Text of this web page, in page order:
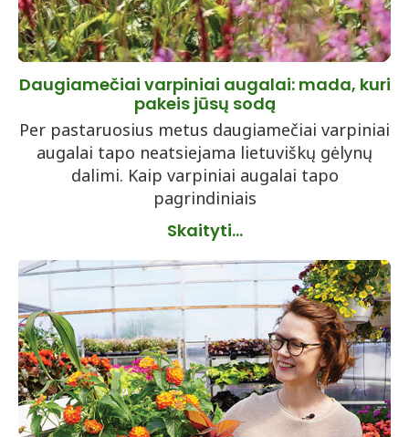
Daugiamečiai varpiniai augalai: mada, kuri
pakeis jūsų sodą
Per pastaruosius metus daugiamečiai varpiniai
augalai tapo neatsiejama lietuviškų gėlynų
dalimi. Kaip varpiniai augalai tapo
pagrindiniais
Skaityti...